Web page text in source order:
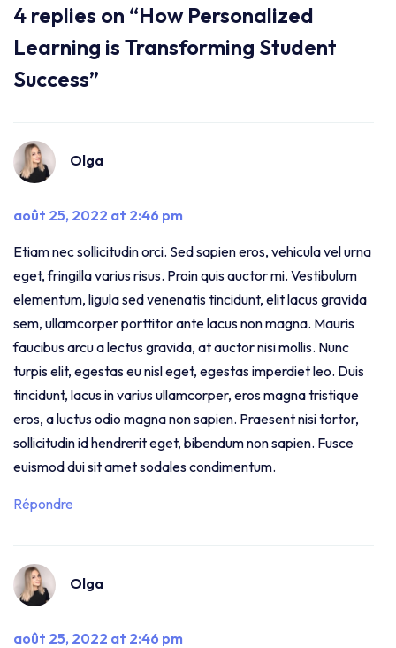
4 replies on “How Personalized
Learning is Transforming Student
Success”
Olga
août 25, 2022 at 2:46 pm
Etiam nec sollicitudin orci. Sed sapien eros, vehicula vel urna
eget, fringilla varius risus. Proin quis auctor mi. Vestibulum
elementum, ligula sed venenatis tincidunt, elit lacus gravida
sem, ullamcorper porttitor ante lacus non magna. Mauris
faucibus arcu a lectus gravida, at auctor nisi mollis. Nunc
turpis elit, egestas eu nisl eget, egestas imperdiet leo. Duis
tincidunt, lacus in varius ullamcorper, eros magna tristique
eros, a luctus odio magna non sapien. Praesent nisi tortor,
sollicitudin id hendrerit eget, bibendum non sapien. Fusce
euismod dui sit amet sodales condimentum.
Répondre
Olga
août 25, 2022 at 2:46 pm